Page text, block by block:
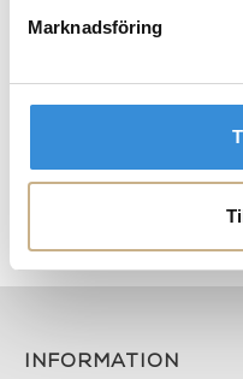
Marknadsföring
INFORMATION